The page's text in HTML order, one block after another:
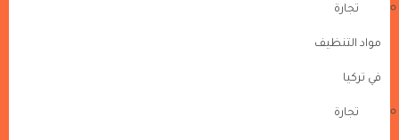
تجارة
مواد التنظيف
في تركيا
تجارة